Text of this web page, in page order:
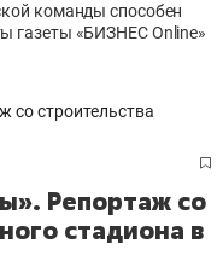
команды способен
газеты «БИЗНЕС Online»
Репортаж со
стадиона в